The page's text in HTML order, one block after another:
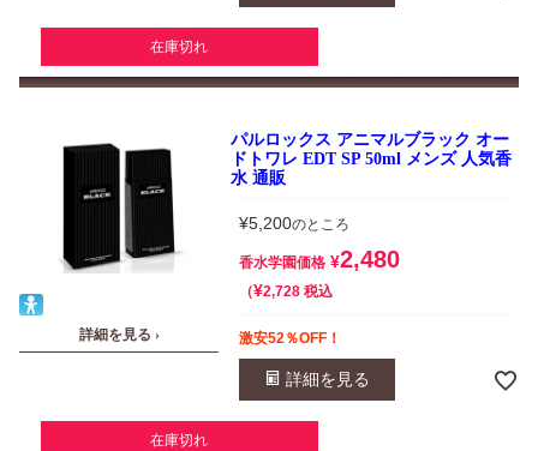
在庫切れ
詳細を見る ›
パルロックス アニマルブラック オー
ドトワレ EDT SP 50ml メンズ 人気香
水 通販
¥5,200のところ
香水学園価格 ¥2,480
¥2,728 税込
激安52％OFF！
詳細を見る
在庫切れ